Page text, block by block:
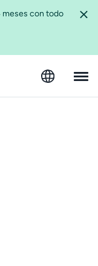
meses con todo